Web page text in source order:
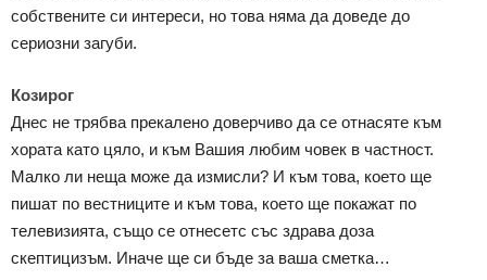
собствените си интереси, но това няма да доведе до
сериозни загуби.
Козирог
Днес не трябва прекалено доверчиво да се отнасяте към
хората като цяло, и към Вашия любим човек в частност.
Малко ли неща може да измисли? И към това, което ще
пишат по вестниците и към това, което ще покажат по
телевизията, също се отнесетс със здрава доза
скептицизъм. Иначе ще си бъде за ваша сметка…